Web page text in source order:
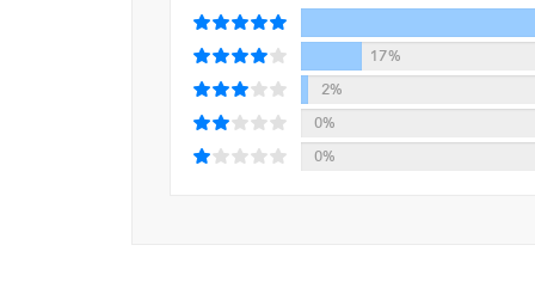
에세이 독자들이 4년간 기다려온 바로 그 책
100만 독자가 열광한 김수현 에세이의 가장 큰
한발 더 나아가 분명한 메시지로 해결책까지 제
의 경우 독자들의 입소문만으로 베스트셀러에
17%
2%
0%
0%